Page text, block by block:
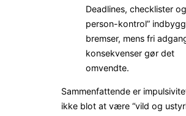
Deadlines, checklister
person-kontrol”
bremser, mens fri
konsekvenser gør det
omvendte.
Sammenfattende er
ikke blot at være “vild og